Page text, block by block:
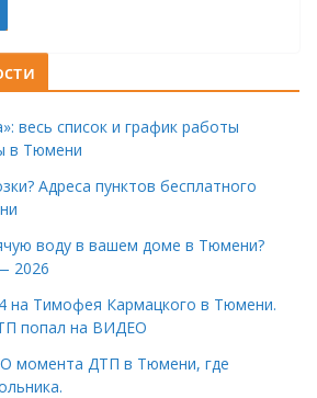
весь список и график работы
в Тюмени
Адреса пунктов бесплатного
воду в вашем доме в Тюмени?
2026
на Тимофея Кармацкого в Тюмени.
попал на ВИДЕО
момента ДТП в Тюмени, где